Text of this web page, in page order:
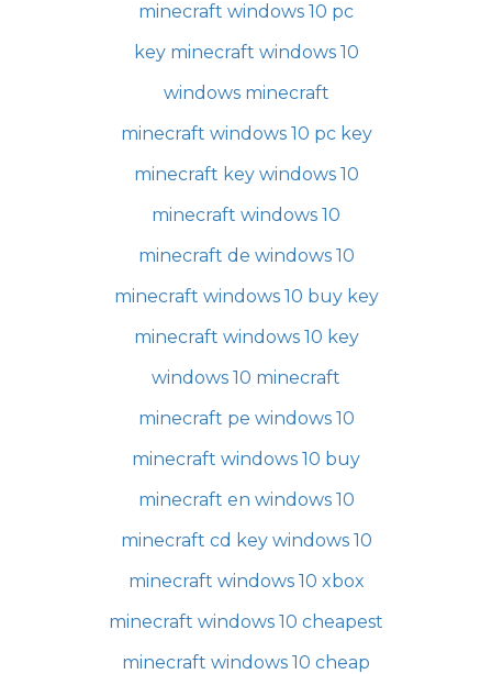
minecraft windows 10 pc
key minecraft windows 10
windows minecraft
minecraft windows 10 pc key
minecraft key windows 10
minecraft windows 10
minecraft de windows 10
minecraft windows 10 buy key
minecraft windows 10 key
windows 10 minecraft
minecraft pe windows 10
minecraft windows 10 buy
minecraft en windows 10
minecraft cd key windows 10
minecraft windows 10 xbox
minecraft windows 10 cheapest
minecraft windows 10 cheap